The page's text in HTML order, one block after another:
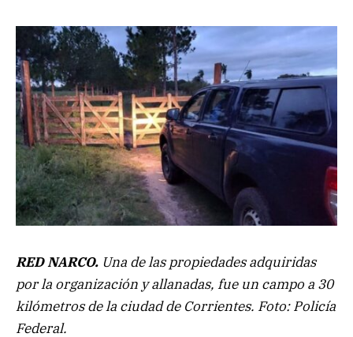
RED NARCO. Una de las propiedades adquiridas
por la organización y allanadas, fue un campo a 30
kilómetros de la ciudad de Corrientes. Foto: Policía
Federal.